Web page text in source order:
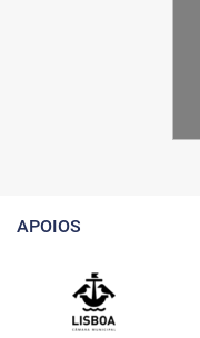
APOIOS